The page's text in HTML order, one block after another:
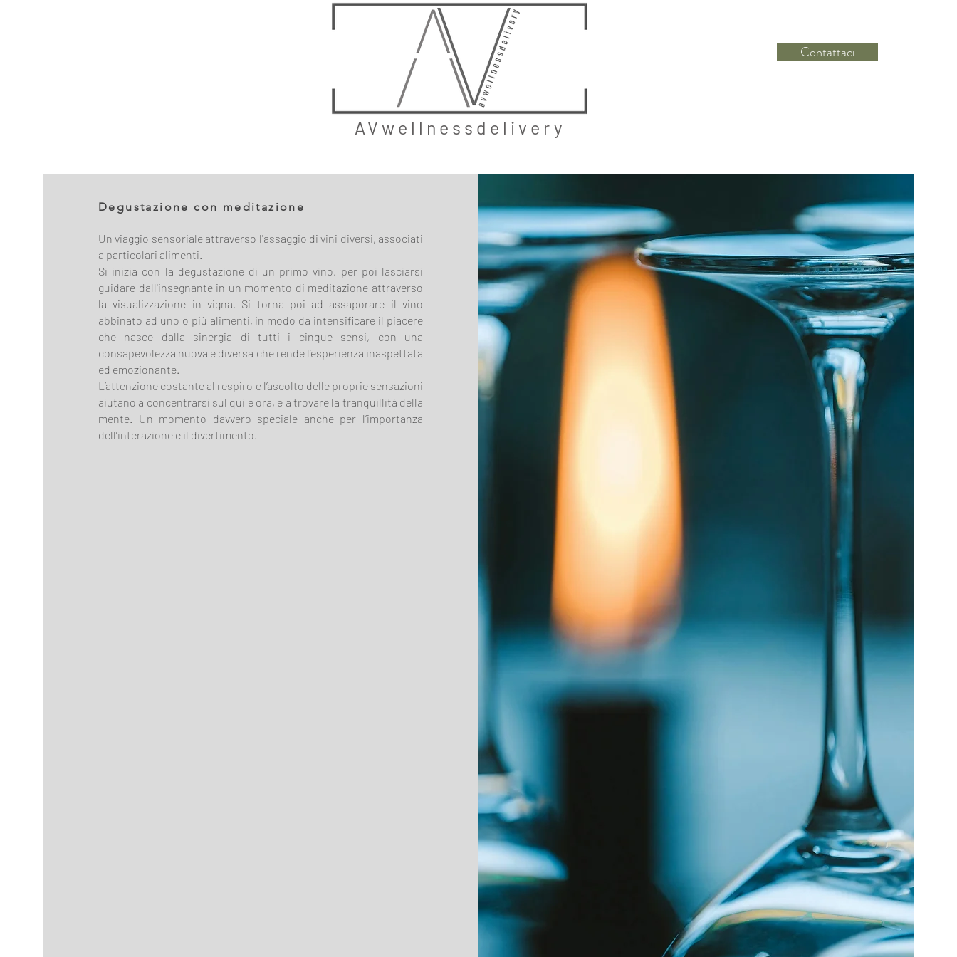
Contattaci
AVwellnessdelivery
Degustazione con meditazione
Un viaggio sensoriale attraverso l'assaggio di vini diversi, associati
a particolari alimenti.
Si inizia con la degustazione di un primo vino, per poi lasciarsi
guidare dall'insegnante in un momento di meditazione attraverso
la visualizzazione in vigna. Si torna poi ad assaporare il vino
abbinato ad uno o più alimenti, in modo da intensificare il piacere
che nasce dalla sinergia di tutti i cinque sensi, con una
consapevolezza nuova e diversa che rende l’esperienza inaspettata
ed emozionante.
L’attenzione costante al respiro e l’ascolto delle proprie sensazioni
aiutano a concentrarsi sul qui e ora, e a trovare la tranquillità della
mente. Un momento davvero speciale anche per l’importanza
dell’interazione e il divertimento.